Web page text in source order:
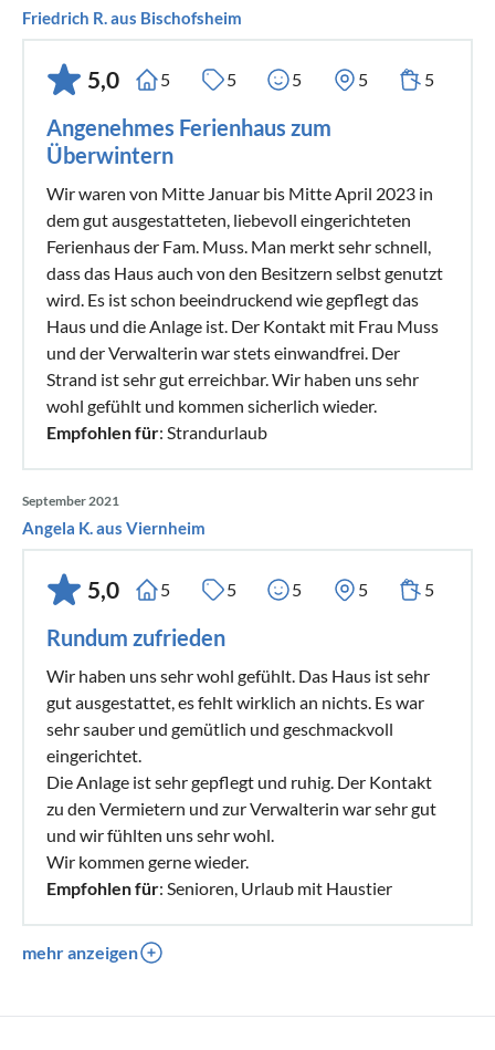
Friedrich R. aus Bischofsheim
5,0 5 5 5 5 5
Angenehmes Ferienhaus zum
Überwintern
Wir waren von Mitte Januar bis Mitte April 2023 in
dem gut ausgestatteten, liebevoll eingerichteten
Ferienhaus der Fam. Muss. Man merkt sehr schnell,
dass das Haus auch von den Besitzern selbst genutzt
wird. Es ist schon beeindruckend wie gepflegt das
Haus und die Anlage ist. Der Kontakt mit Frau Muss
und der Verwalterin war stets einwandfrei. Der
Strand ist sehr gut erreichbar. Wir haben uns sehr
wohl gefühlt und kommen sicherlich wieder.
Empfohlen für: Strandurlaub
September 2021
Angela K. aus Viernheim
5,0 5 5 5 5 5
Rundum zufrieden
Wir haben uns sehr wohl gefühlt. Das Haus ist sehr
gut ausgestattet, es fehlt wirklich an nichts. Es war
sehr sauber und gemütlich und geschmackvoll
eingerichtet.
Die Anlage ist sehr gepflegt und ruhig. Der Kontakt
zu den Vermietern und zur Verwalterin war sehr gut
und wir fühlten uns sehr wohl.
Wir kommen gerne wieder.
Empfohlen für: Senioren, Urlaub mit Haustier
mehr anzeigen